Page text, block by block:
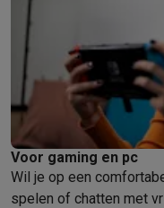
Voor gaming en pc
Wil je op een
spelen of chatten met